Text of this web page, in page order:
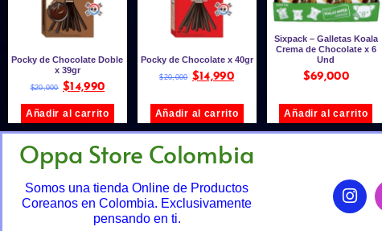
Pocky de Chocolate Doble
x 39gr
$20,000 $14,990
Añadir al carrito
Pocky de Chocolate x 40gr
$20,000 $14,990
Añadir al carrito
Sixpack – Galletas Koala
Crema de Chocolate x 6
Und
$69,000
Añadir al carrito
Oppa Store Colombia
Somos una tienda Online de Productos
Coreanos en Colombia. Exclusivamente
pensando en ti.